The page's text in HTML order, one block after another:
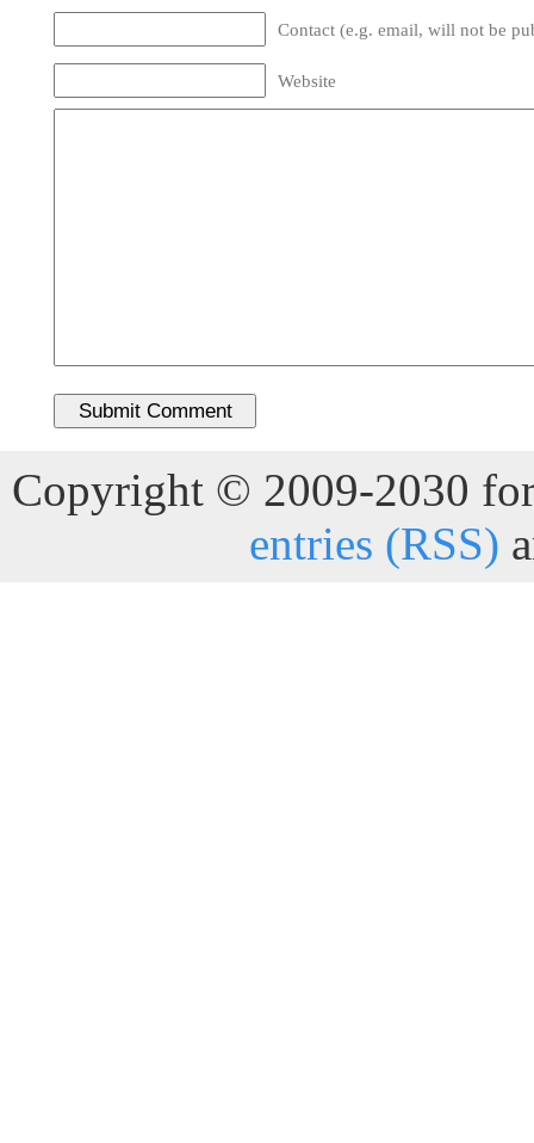
Contact (e.g. email, will not be
Website
Copyright © 2009-2030
entries (RSS)